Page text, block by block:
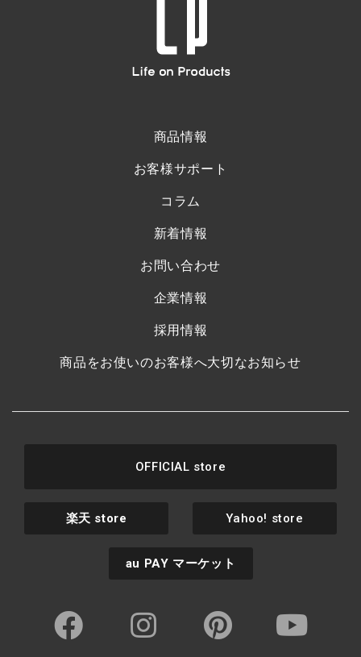
商品情報
お客様サポート
コラム
新着情報
お問い合わせ
企業情報
採用情報
商品をお使いのお客様へ大切なお知らせ
OFFICIAL store
楽天 store Yahoo! store
au PAY マーケット